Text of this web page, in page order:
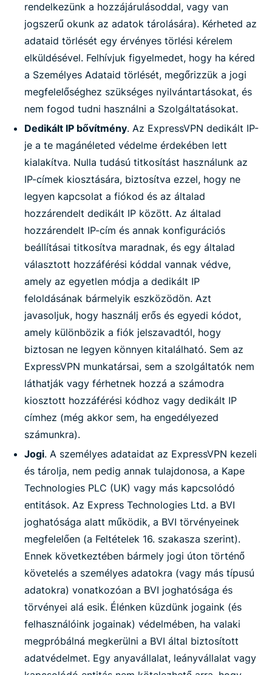
rendelkezünk a hozzájárulásoddal, vagy van
jogszerű okunk az adatok tárolására). Kérheted az
adataid törlését egy érvényes törlési kérelem
elküldésével. Felhívjuk figyelmedet, hogy ha kéred
a Személyes Adataid törlését, megőrizzük a jogi
megfelelőséghez szükséges nyilvántartásokat, és
nem fogod tudni használni a Szolgáltatásokat.
Dedikált IP bővítmény. Az ExpressVPN dedikált IP-
je a te magánéleted védelme érdekében lett
kialakítva. Nulla tudású titkosítást használunk az
IP-címek kiosztására, biztosítva ezzel, hogy ne
legyen kapcsolat a fiókod és az általad
hozzárendelt dedikált IP között. Az általad
hozzárendelt IP-cím és annak konfigurációs
beállításai titkosítva maradnak, és egy általad
választott hozzáférési kóddal vannak védve,
amely az egyetlen módja a dedikált IP
feloldásának bármelyik eszközödön. Azt
javasoljuk, hogy használj erős és egyedi kódot,
amely különbözik a fiók jelszavadtól, hogy
biztosan ne legyen könnyen kitalálható. Sem az
ExpressVPN munkatársai, sem a szolgáltatók nem
láthatják vagy férhetnek hozzá a számodra
kiosztott hozzáférési kódhoz vagy dedikált IP
címhez (még akkor sem, ha engedélyezed
számunkra).
Jogi. A személyes adataidat az ExpressVPN kezeli
és tárolja, nem pedig annak tulajdonosa, a Kape
Technologies PLC (UK) vagy más kapcsolódó
entitások. Az Express Technologies Ltd. a BVI
joghatósága alatt működik, a BVI törvényeinek
megfelelően (a Feltételek 16. szakasza szerint).
Ennek következtében bármely jogi úton történő
követelés a személyes adatokra (vagy más típusú
adatokra) vonatkozóan a BVI joghatósága és
törvényei alá esik. Élénken küzdünk jogaink (és
felhasználóink jogainak) védelmében, ha valaki
megpróbálná megkerülni a BVI által biztosított
adatvédelmet. Egy anyavállalat, leányvállalat vagy